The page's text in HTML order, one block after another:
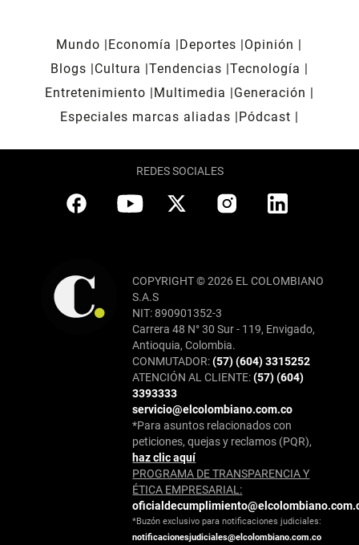
Mundo Economía Deportes
Opinión
Blogs
Cultura Tendencias Tecnología
Entretenimiento
Multimedia
Generación
Especiales marcas aliadas
Pódcast
REDES SOCIALES
COPYRIGHT © 2026 EL COLOMBIANO
S.A.S
NIT: 890901352-3
Carrera 48 N° 30 Sur - 119, Envigado,
Antioquia, Colombia.
CONMUTADOR:(57) (604) 3315252
ATENCIÓN AL CLIENTE:(57) (604)
3393333
servicio@elcolombiano.com.co
*Para asuntos relacionados con
peticiones, quejas y reclamos (PQR),
haz clic aquí
PROGRAMA DE TRANSPARENCIA Y
ÉTICA EMPRESARIAL:
*Buzón exclusivo para notificaciones judiciales:
notificacionesjudiciales@elcolombiano.com.co